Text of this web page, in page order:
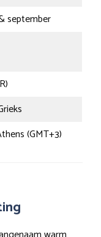
september
(GMT+3)